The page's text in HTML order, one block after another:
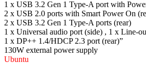
1 x USB 3.2 Gen 1 Type-A port with
2 x USB 2.0 ports with Smart Power On
2 x USB 3.2 Gen 1 Type-A ports (rear)
1 x Universal audio port (side) , 1 x Line-
1 x DP++ 1.4/HDCP 2.3 port (rear)”
130W external power supply
Ubuntu